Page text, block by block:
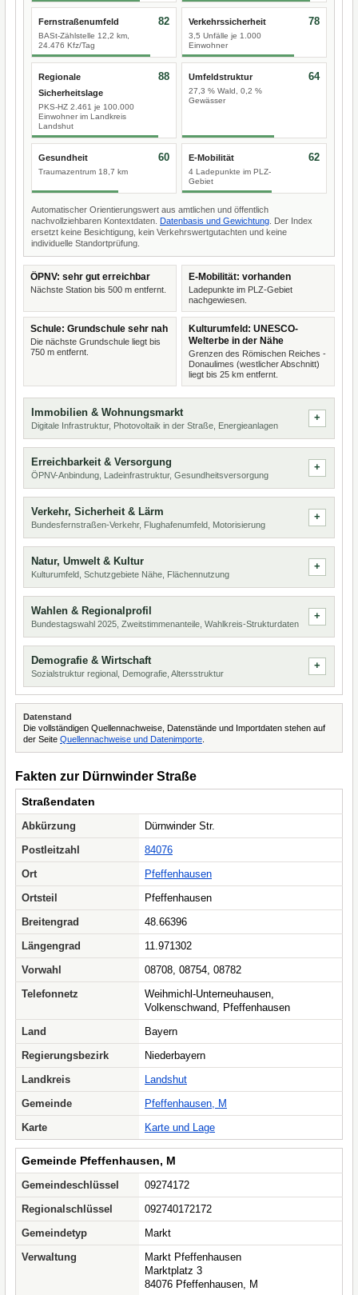
Fernstraßenumfeld
BASt-Zählstelle 12,2 km,
24.476 Kfz/Tag
82 Verkehrssicherheit
3,5 Unfälle je 1.000
Einwohner
78
Regionale
Sicherheitslage
PKS-HZ 2.461 je 100.000
Einwohner im Landkreis
Landshut
88 Umfeldstruktur
27,3 % Wald, 0,2 %
Gewässer
64
Gesundheit
Traumazentrum 18,7 km
60 E-Mobilität
4 Ladepunkte im PLZ-
Gebiet
62
Automatischer Orientierungswert aus amtlichen und öffentlich
nachvollziehbaren Kontextdaten. Datenbasis und Gewichtung . Der Index
ersetzt keine Besichtigung, kein Verkehrswertgutachten und keine
individuelle Standortprüfung.
ÖPNV: sehr gut erreichbar
Nächste Station bis 500 m entfernt.
E-Mobilität: vorhanden
Ladepunkte im PLZ-Gebiet
nachgewiesen.
Schule: Grundschule sehr nah
Die nächste Grundschule liegt bis
750 m entfernt.
Kulturumfeld: UNESCO-
Welterbe in der Nähe
Grenzen des Römischen Reiches -
Donaulimes (westlicher Abschnitt)
liegt bis 25 km entfernt.
Immobilien & Wohnungsmarkt
Digitale Infrastruktur, Photovoltaik in der Straße, Energieanlagen
Erreichbarkeit & Versorgung
ÖPNV-Anbindung, Ladeinfrastruktur, Gesundheitsversorgung
Verkehr, Sicherheit & Lärm
Bundesfernstraßen-Verkehr, Flughafenumfeld, Motorisierung
Natur, Umwelt & Kultur
Kulturumfeld, Schutzgebiete Nähe, Flächennutzung
Wahlen & Regionalprofil
Bundestagswahl 2025, Zweitstimmenanteile, Wahlkreis-Strukturdaten
Demografie & Wirtschaft
Sozialstruktur regional, Demografie, Altersstruktur
Datenstand
Die vollständigen Quellennachweise, Datenstände und Importdaten stehen auf
der Seite Quellennachweise und Datenimporte
Fakten zur Dürnwinder Straße
Straßendaten
Abkürzung
Dürnwinder Str.
Postleitzahl
84076
Ort
Pfeffenhausen
Ortsteil
Pfeffenhausen
Breitengrad
48.66396
Längengrad
11.971302
Vorwahl
08708, 08754, 08782
Telefonnetz
Weihmichl-Unterneuhausen,
Volkenschwand, Pfeffenhausen
Land
Bayern
Regierungsbezirk
Niederbayern
Landkreis
Landshut
Gemeinde
Pfeffenhausen, M
Karte
Karte und Lage
Gemeinde Pfeffenhausen, M
Gemeindeschlüssel
09274172
Regionalschlüssel
092740172172
Gemeindetyp
Markt
Verwaltung
Markt Pfeffenhausen
Marktplatz 3
84076 Pfeffenhausen, M